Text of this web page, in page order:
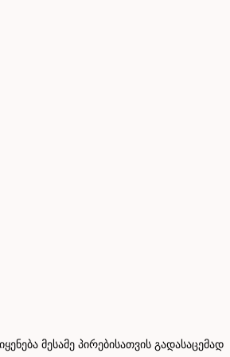
მესამე პირებისათვის გადასაცემად